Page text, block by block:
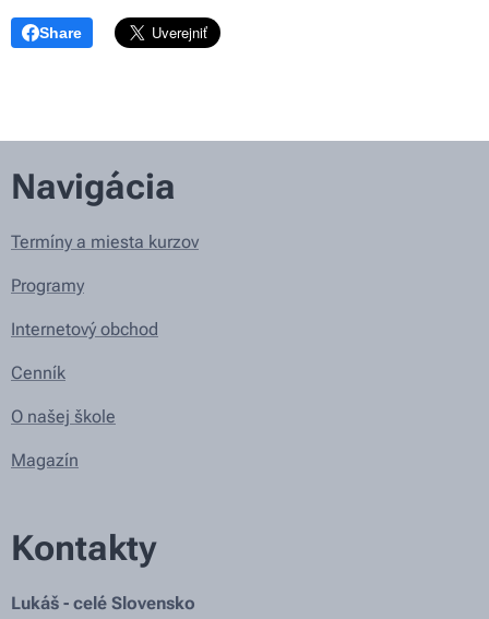
Share
Navigácia
Termíny a miesta kurzov
Programy
Internetový obchod
Cenník
O našej škole
Magazín
Kontakty
Lukáš - celé Slovensko